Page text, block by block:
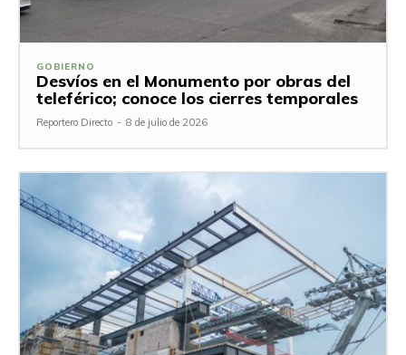
GOBIERNO
Desvíos en el Monumento por obras del
teleférico; conoce los cierres temporales
Reportero Directo - 8 de julio de 2026